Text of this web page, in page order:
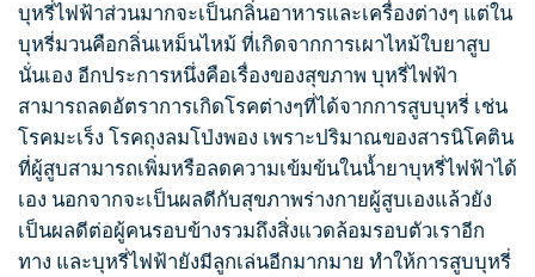
บุหรี่ไฟฟ้าส่วนมากจะเป็นกลิ่นอาหารและเครื่องต่างๆ แต่ใน
บุหรี่มวนคือกลิ่นเหม็นไหม้ ที่เกิดจากการเผาไหม้ใบยาสูบ
นั่นเอง อีกประการหนึ่งคือเรื่องของสุขภาพ บุหรี่ไฟฟ้า
สามารถลดอัตราการเกิดโรคต่างๆที่ได้จากการสูบบุหรี่ เช่น
โรคมะเร็ง โรคถุงลมโป่งพอง เพราะปริมาณของสารนิโคติน
ที่ผู้สูบสามารถเพิ่มหรือลดความเข้มข้นในน้ำยาบุหรี่ไฟฟ้าได้
เอง นอกจากจะเป็นผลดีกับสุขภาพร่างกายผู้สูบเองแล้วยัง
เป็นผลดีต่อผู้คนรอบข้างรวมถึงสิ่งแวดล้อมรอบตัวเราอีก
ทาง และบุหรี่ไฟฟ้ายังมีลูกเล่นอีกมากมาย ทำให้การสูบบุหรี่